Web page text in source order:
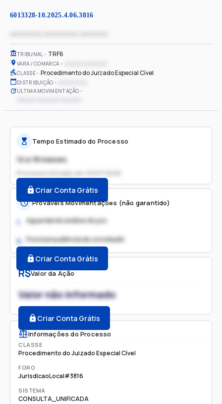
6013328-10.2025.4.06.3816
TRIBUNAL TRF6
VARA / COMARCA
CLASSE Procedimento do Juizado Especial Cível
DISTRIBUIÇÃO
ÚLTIMA MOVIMENTAÇÃO
R$Valor da Ação
Valor não informado
Criar Conta Grátis
Informações do Processo
CLASSE
Procedimento do Juizado Especial Cível
FORO
JurisdicaoLocal#3816
SISTEMA
CONSULTA_UNIFICADA
Tempo Estimado do Processo
12 a 18 meses
Processo iniciado em
Criar Conta Grátis
Prováveis Movimentações (não garantido)
1. Aguardando análise do juiz
2. Possível audiência de conciliação
Criar Conta Grátis